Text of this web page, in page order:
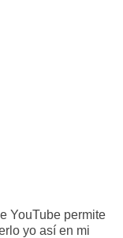
YouTube permite
yo así en mi